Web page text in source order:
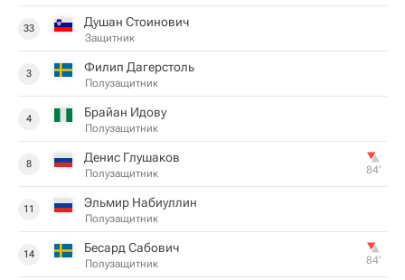
33 Душан Стоинович
Защитник
3 Филип Дагерстоль
Полузащитник
4 Брайан Идову
Полузащитник
8 Денис Глушаков
Полузащитник 84‎’‎
11 Эльмир Набиуллин
Полузащитник
14 Бесард Сабович
Полузащитник 84‎’‎